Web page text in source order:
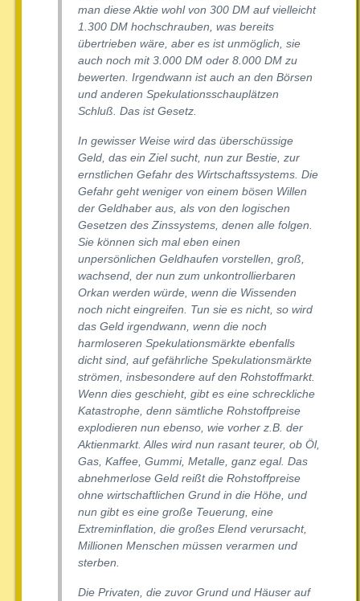
man diese Aktie wohl von 300 DM auf vielleicht
1.300 DM hochschrauben, was bereits
übertrieben wäre, aber es ist unmöglich, sie
auch noch mit 3.000 DM oder 8.000 DM zu
bewerten. Irgendwann ist auch an den Börsen
und anderen Spekulationsschauplätzen
Schluß. Das ist Gesetz.
In gewisser Weise wird das überschüssige
Geld, das ein Ziel sucht, nun zur Bestie, zur
ernstlichen Gefahr des Wirtschaftssystems. Die
Gefahr geht weniger von einem bösen Willen
der Geldhaber aus, als von den logischen
Gesetzen des Zinssystems, denen alle folgen.
Sie können sich mal eben einen
unpersönlichen Geldhaufen vorstellen, groß,
wachsend, der nun zum unkontrollierbaren
Orkan werden würde, wenn die Wissenden
noch nicht eingreifen. Tun sie es nicht, so wird
das Geld irgendwann, wenn die noch
harmloseren Spekulationsmärkte ebenfalls
dicht sind, auf gefährliche Spekulationsmärkte
strömen, insbesondere auf den Rohstoffmarkt.
Wenn dies geschieht, gibt es eine schreckliche
Katastrophe, denn sämtliche Rohstoffpreise
explodieren nun ebenso, wie vorher z.B. der
Aktienmarkt. Alles wird nun rasant teurer, ob Öl,
Gas, Kaffee, Gummi, Metalle, ganz egal. Das
abnehmerlose Geld reißt die Rohstoffpreise
ohne wirtschaftlichen Grund in die Höhe, und
nun gibt es eine große Teuerung, eine
Extreminflation, die großes Elend verursacht,
Millionen Menschen müssen verarmen und
sterben.
Die Privaten, die zuvor Grund und Häuser auf